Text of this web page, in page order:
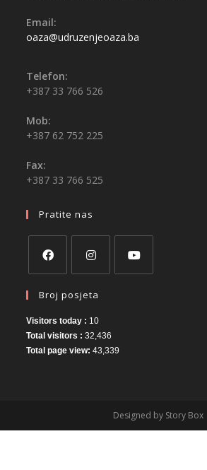
Email:
oaza@udruzenjeoaza.ba
Telefon:
+387 33 766 526
Mob:
+387 62 752 225
Fax:
+387 33 766 525
Pratite nas
Broj posjeta
Visitors today : 10
Total visitors :32,436
Total page view:43,339
Designed by Story Box